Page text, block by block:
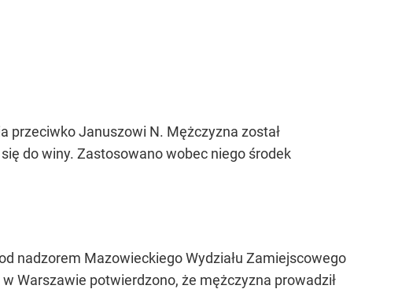
przeciwko Januszowi N. Mężczyzna został
do winy. Zastosowano wobec niego środek
nadzorem Mazowieckiego Wydziału Zamiejscowego
Warszawie potwierdzono, że mężczyzna prowadził